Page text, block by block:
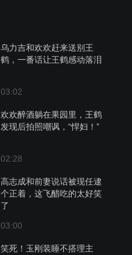
乌力吉和欢欢赶来送别王
鹤，一番话让王鹤感动落泪
03:02
欢欢醉酒躺在果园里，王鹤
发现后拍照嘲讽，“悍妇！”
02:28
高志成和前妻说话被现任逮
个正着，这飞醋吃的太好笑
了
03:00
笑死！玉刚装睡不搭理主